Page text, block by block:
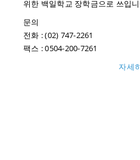
위한 백일학교 장학금으로 쓰입
문의
전화 : (02) 747-2261
팩스 : 0504-200-7261
자세